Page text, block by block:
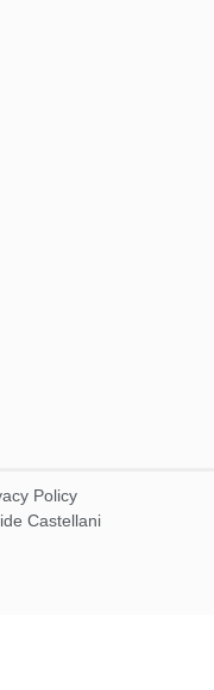
Policy
Castellani